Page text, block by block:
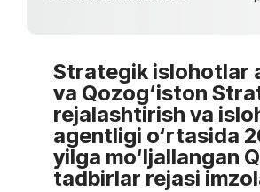
Strategik islohotlar
va Qozog‘iston
rejalashtirish va
agentligi o‘rtasida
yilga mo‘ljallangan
tadbirlar rejasi